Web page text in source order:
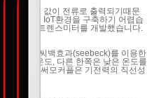
면, 온도 값이 전류로 출력되기때문
업 현장에 IoT환경을 구축하기 어렵습
진 온도트렌스미터를 개발했습니다.
센서는 씨백효과(seebeck)를 이용한
은 높은 온도, 다른 한쪽은 낮은 온도를
. K타입 써모커플은 기전력의 직선성